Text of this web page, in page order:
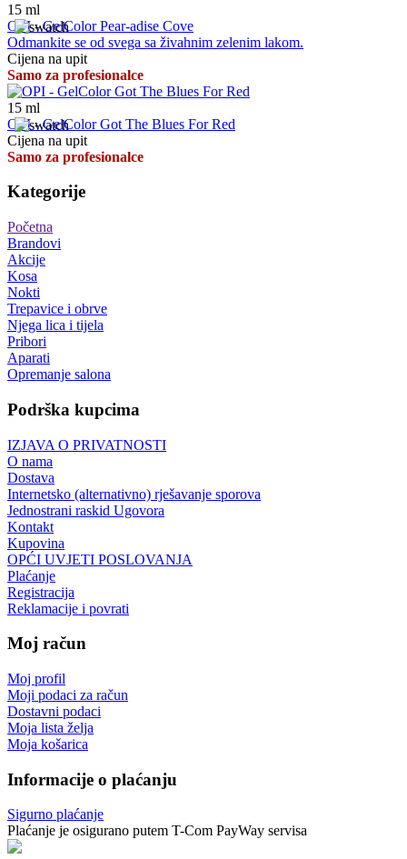
15 ml
OPI - GelColor Pear-adise Cove
Odmankite se od svega sa živahnim zelenim lakom.
Cijena na upit
Samo za profesionalce
15 ml
OPI - GelColor Got The Blues For Red
Cijena na upit
Samo za profesionalce
Kategorije
Početna
Brandovi
Akcije
Kosa
Nokti
Trepavice i obrve
Njega lica i tijela
Pribori
Aparati
Opremanje salona
Podrška kupcima
IZJAVA O PRIVATNOSTI
O nama
Dostava
Internetsko (alternativno) rješavanje sporova
Jednostrani raskid Ugovora
Kontakt
Kupovina
OPĆI UVJETI POSLOVANJA
Plaćanje
Registracija
Reklamacije i povrati
Moj račun
Moj profil
Moji podaci za račun
Dostavni podaci
Moja lista želja
Moja košarica
Informacije o plaćanju
Sigurno plaćanje
Plaćanje je osigurano putem T-Com PayWay servisa